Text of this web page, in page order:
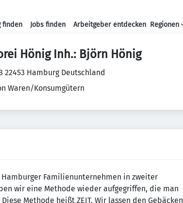
Haupt-Navigation
finden Jobs finden Arbeitgeber entdecken Regionen
Hönig Inh.: Björn Hönig
22453 Hamburg Deutschland
Waren/Konsumgütern
Familienunternehmen in zweiter
wir eine Methode wieder aufgegriffen, die man
Methode heißt ZEIT. Wir lassen den Gebäcken